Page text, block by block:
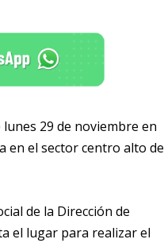
29 de noviembre en
en el sector centro alto de
de la Dirección de
el lugar para realizar el